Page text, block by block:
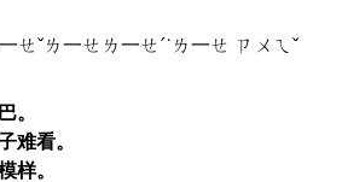
一ㄝˇㄌ一ㄝㄌ一ㄝˊ˙ㄌ一ㄝ ㄗㄨㄟˇ
。
难看。
样。